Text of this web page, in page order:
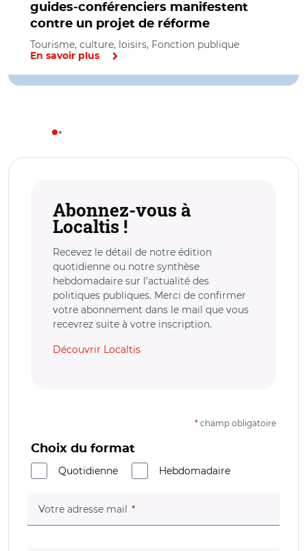
guides-conférenciers manifestent
contre un projet de réforme
Tourisme, culture, loisirs, Fonction publique
En savoir plus
Abonnez-vous à
Localtis !
Recevez le détail de notre édition
quotidienne ou notre synthèse
hebdomadaire sur l’actualité des
politiques publiques. Merci de confirmer
votre abonnement dans le mail que vous
recevrez suite à votre inscription.
Découvrir Localtis
* champ obligatoire
Choix du format
Quotidienne
Hebdomadaire
Votre adresse mail (champ obligatoire)